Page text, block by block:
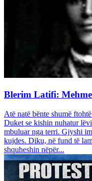
Blerim Latifi:
Atë natë bënte shumë
Duket se kishin nuhatur
mbuluar nga terri. Gjyshi
kujdes. Diku, në fund të
shquheshin nëpër...